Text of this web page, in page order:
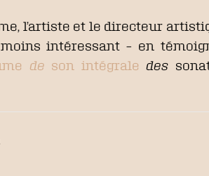
l’artiste et le directeur
intéressant – en
de son intégrale des